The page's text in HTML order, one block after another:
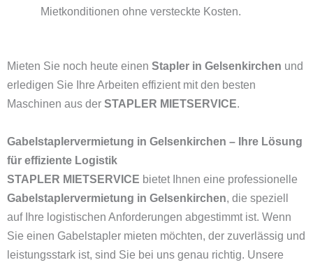
Mietkonditionen ohne versteckte Kosten.
Mieten Sie noch heute einen Stapler in Gelsenkirchen und
erledigen Sie Ihre Arbeiten effizient mit den besten
Maschinen aus der STAPLER MIETSERVICE.
Gabelstaplervermietung in Gelsenkirchen – Ihre Lösung
für effiziente Logistik
STAPLER MIETSERVICE bietet Ihnen eine professionelle
Gabelstaplervermietung in Gelsenkirchen, die speziell
auf Ihre logistischen Anforderungen abgestimmt ist. Wenn
Sie einen Gabelstapler mieten möchten, der zuverlässig und
leistungsstark ist, sind Sie bei uns genau richtig. Unsere